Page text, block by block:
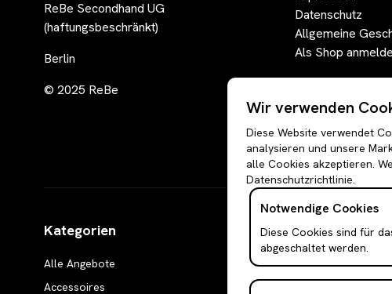
ReBe Secondhand UG
(haftungsbeschränkt)
Berlin
© 2025 ReBe
Datenschutz
Allgemeine
Als Shop
Kategorien
Alle Angebote
Accessoires
Boleros & Shrugs
Anzugwesten & Polunder
Wir verwenden
Diese Website verwendet
analysieren und unsere
alle Cookies akzeptieren.
Datenschutzrichtlinie.
Notwendige Cookies
Diese Cookies sind für
abgeschaltet werden.